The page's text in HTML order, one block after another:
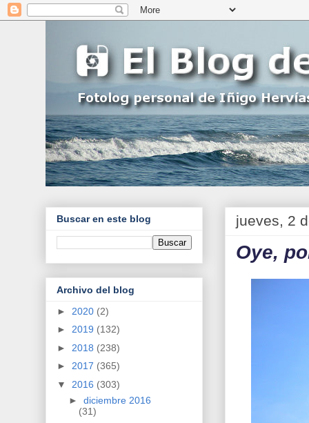
jueves, 2
Oye,
Buscar en este blog
Archivo del blog
► 2020 (2)
► 2019 (132)
► 2018 (238)
► 2017 (365)
▼ 2016 (303)
► diciembre 2016
(31)